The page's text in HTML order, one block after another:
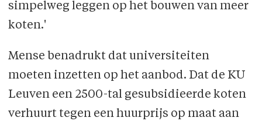
simpelweg leggen op het bouwen van meer
koten.'
Mense benadrukt dat universiteiten
moeten inzetten op het aanbod. Dat de KU
Leuven een 2500-tal gesubsidieerde koten
verhuurt tegen een huurprijs op maat aan